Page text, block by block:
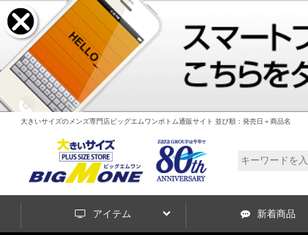
大きいサイズのメンズ専門店ビッグエムワンボトム通販サイト 並び順：発売日＋商品名
アイテム 新着商品